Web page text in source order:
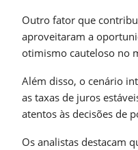
Outro fator que
aproveitaram a
otimismo cauteloso no
Além disso, o cenário
as taxas de juros
atentos às decisões de
Os analistas destacam